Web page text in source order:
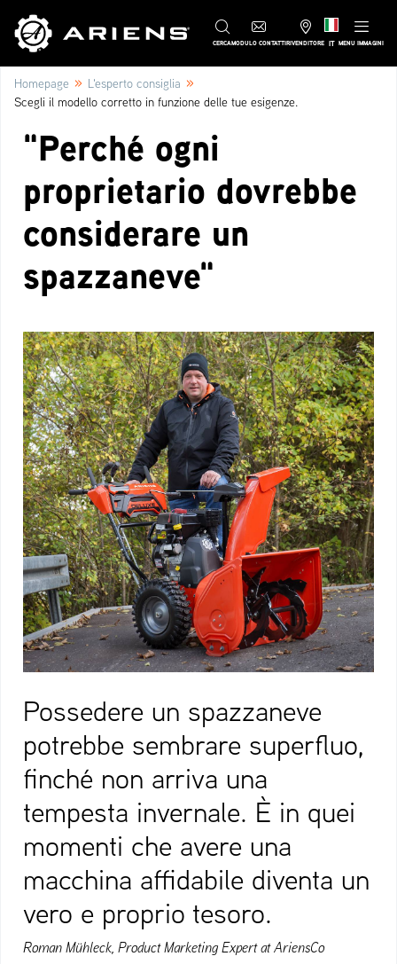
CERCAMODULO CONTATTIRIVENDITORE IT MENU IMMAGINI
Homepage » L'esperto consiglia »
Scegli il modello corretto in funzione delle tue esigenze.
"Perché ogni
proprietario dovrebbe
considerare un
spazzaneve"
Possedere un spazzaneve
potrebbe sembrare superfluo,
finché non arriva una
tempesta invernale. È in quei
momenti che avere una
macchina affidabile diventa un
vero e proprio tesoro.
Roman Mühleck, Product Marketing Expert at AriensCo